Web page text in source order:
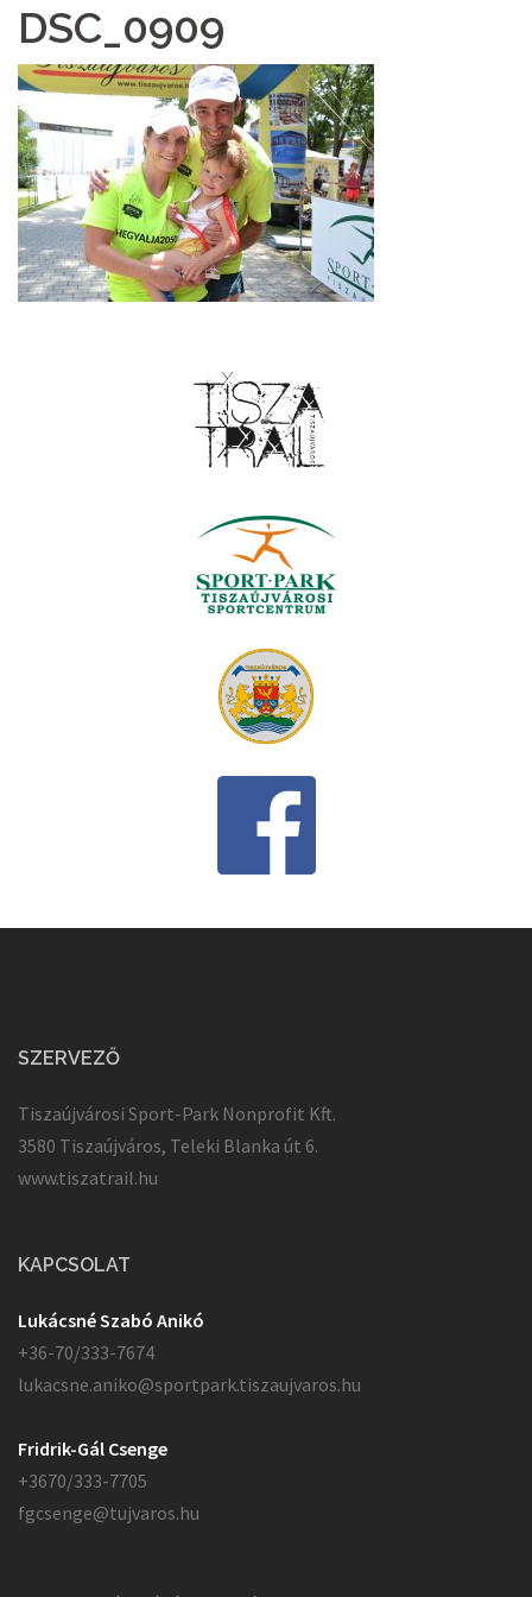
DSC_0909
SZERVEZŐ
Tiszaújvárosi Sport-Park Nonprofit Kft.
3580 Tiszaújváros, Teleki Blanka út 6.
www.tiszatrail.hu
KAPCSOLAT
Lukácsné Szabó Anikó
+36-70/333-7674
lukacsne.aniko@sportpark.tiszaujvaros.hu
Fridrik-Gál Csenge
+3670/333-7705
fgcsenge@tujvaros.hu